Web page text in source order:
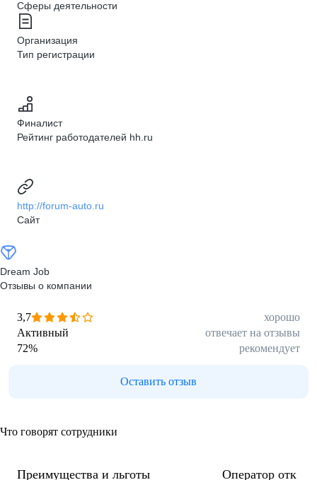
Сферы деятельности
Организация
Тип регистрации
Финалист
Рейтинг работодателей hh.ru
http://forum-auto.ru
Сайт
Dream Job
Отзывы о компании
3,7
хорошо
Активный
отвечает на отзывы
72% рекомендует
Оставить отзыв
Что говорят сотрудники
Преимущества и льготы
Оператор отк